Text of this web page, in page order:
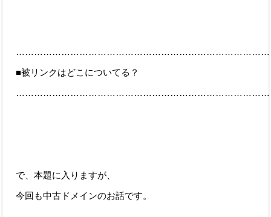
■被リンクはどこについてる？
で、本題に入りますが、
今回も中古ドメインのお話です。